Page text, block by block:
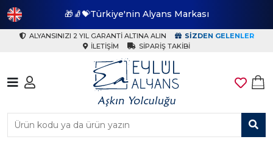
🎁🧦💝Türkiye'nin Alyans Markası
ALYANSINIZI 2 YIL GARANTI ALTINA ALIN
SIZDEN GELENLER
İLETIŞIM
SIPARIŞ TAKIBI